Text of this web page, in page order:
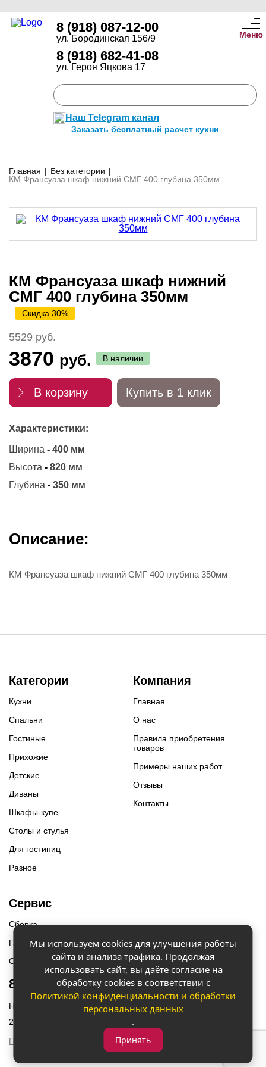
8 (918) 087-12-00
ул. Бородинская 156/9
8 (918) 682-41-08
ул. Героя Яцкова 17
Наш Telegram канал
Заказать бесплатный расчет кухни
Меню
Главная | Без категории |
КМ Франсуаза шкаф нижний СМГ 400 глубина 350мм
КМ Франсуаза шкаф нижний
СМГ 400 глубина 350мм
Скидка 30%
5529 руб.
3870 руб. В наличии
В корзину Купить в 1 клик
Характеристики:
Ширина - 400 мм
Высота - 820 мм
Глубина - 350 мм
Описание:
КМ Франсуаза шкаф нижний СМГ 400 глубина 350мм
Категории
Кухни
Спальни
Гостиные
Прихожие
Детские
Диваны
Шкафы-купе
Столы и стулья
Для гостиниц
Разное
Компания
Главная
О нас
Правила приобретения
товаров
Примеры наших работ
Отзывы
Контакты
Сервис
Сборка
Гарантии
Оплата и доставка
8 (918) 087-12-00
Наш адрес: г. Краснодар, ул. Бородинская 156/9
2023 © «Мебель 2x2» Все права защищены
Политика конфиденциальности
Мы используем cookies для улучшения работы
сайта и анализа трафика. Продолжая
использовать сайт, вы даёте согласие на
обработку cookies в соответствии с
Политикой конфиденциальности и обработки
персональных данных
.
Принять